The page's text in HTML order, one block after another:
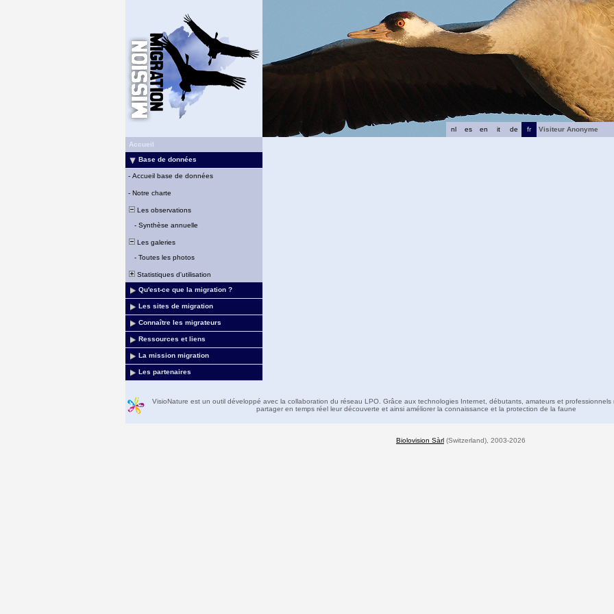
fr
de
it
en
es
nl
Visiteur Anonyme
Accueil
Base de données
- Accueil base de données
- Notre charte
Les observations
- Synthèse annuelle
Les galeries
- Toutes les photos
Statistiques d'utilisation
Qu'est-ce que la migration ?
Les sites de migration
Connaître les migrateurs
Ressources et liens
La mission migration
Les partenaires
VisioNature est un outil développé avec la collaboration du réseau LPO. Grâce aux technologies Internet, débutants, amateurs et professionnels
partager en temps réel leur découverte et ainsi améliorer la connaissance et la protection de la faune
Biolovision Sàrl (Switzerland), 2003-2026